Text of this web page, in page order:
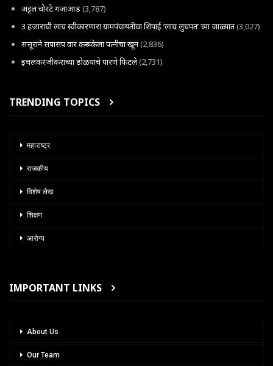
अट्टल चोरटे गजाआड(3,787)
3 हजाराची लाच स्वीकारणारा ग्रामपंचायतीचा शिपाई ‘लाच लुचपत’ च्या जाळ्यात(3,027)
सत्तूराने सपासप वार करून केला पत्नीचा खून(2,836)
इचलकरंजीकरांच्या डोळयाचे पारणे फिटले(2,731)
TRENDING TOPICS
महाराष्ट्र
राजकीय
विशेष लेख
शिक्षण
आरोग्य
IMPORTANT LINKS
About Us
Our Team